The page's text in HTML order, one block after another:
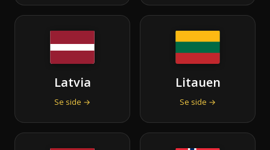
Latvia
Se side →
Litauen
Se side →